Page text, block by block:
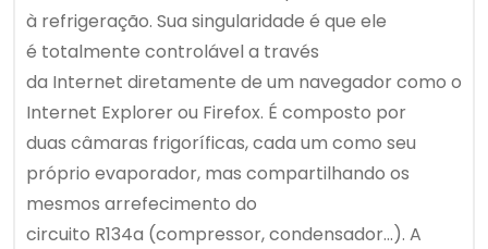
à refrigeração. Sua singularidade é que ele
é totalmente controlável a través
da Internet diretamente de um navegador como o
Internet Explorer ou Firefox. É composto por
duas câmaras frigoríficas, cada um como seu
próprio evaporador, mas compartilhando os
mesmos arrefecimento do
circuito R134a (compressor, condensador...). A